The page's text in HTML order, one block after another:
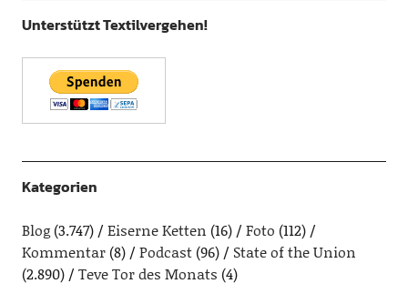
Unterstützt Textilvergehen!
Kategorien
Blog(3.747) Eiserne Ketten (16) Foto (112)
Kommentar(8) Podcast(96)
State of the Union
(2.890)
Teve Tor des Monats (4)